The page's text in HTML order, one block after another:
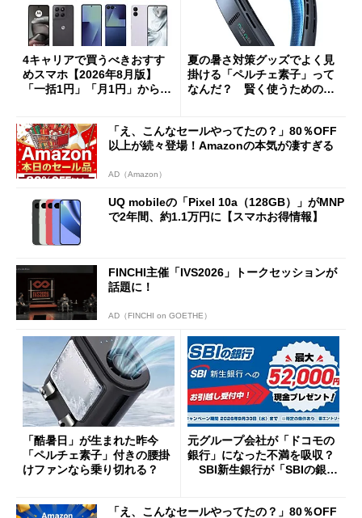
4キャリアで買うべきおすす
めスマホ【2026年8月版】
「一括1円」「月1円」からお
夏の暑さ対策グッズでよく見
掛ける「ペルチェ素子」って
なんだ？ 賢く使うための注
「え、こんなセールやってたの？」80％OFF
以上が続々登場！Amazonの本気が凄すぎる
AD（Amazon）
UQ mobileの「Pixel 10a（128GB）」がMNP
で2年間、約1.1万円に【スマホお得情報】
FINCHI主催「IVS2026」トークセッションが
話題に！
AD（FINCHI on GOETHE）
「酷暑日」が生まれた昨今
「ペルチェ素子」付きの腰掛
けファンなら乗り切れる？
元グループ会社が「ドコモの
銀行」になった不満を吸収？
SBI新生銀行が「SBIの銀
開催
「え、こんなセールやってたの？」80％OFF